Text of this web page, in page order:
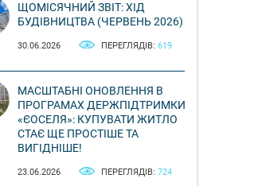
ЩОМІСЯЧНИЙ ЗВІТ: ХІД
БУДІВНИЦТВА (ЧЕРВЕНЬ 2026)
30.06.2026 ПЕРЕГЛЯДІВ: 619
МАСШТАБНІ ОНОВЛЕННЯ В
ПРОГРАМАХ ДЕРЖПІДТРИМКИ
«ЄОСЕЛЯ»: КУПУВАТИ ЖИТЛО
СТАЄ ЩЕ ПРОСТІШЕ ТА
ВИГІДНІШЕ!
23.06.2026 ПЕРЕГЛЯДІВ: 724